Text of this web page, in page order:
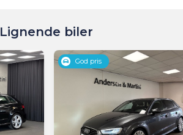
Lignende biler
God pris